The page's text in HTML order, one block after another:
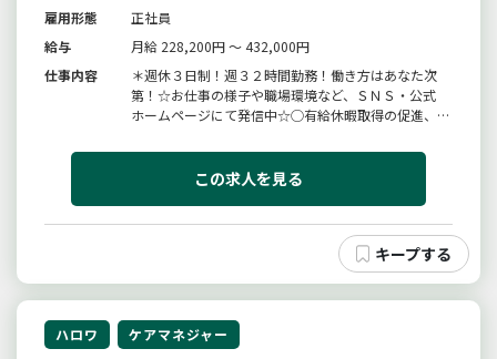
雇用形態
正社員
給与
月給 228,200円 ～ 432,000円
仕事内容
＊週休３日制！週３２時間勤務！働き方はあなた次
第！☆お仕事の様子や職場環境など、ＳＮＳ・公式
ホームページにて発信中☆◯有給休暇取得の促進、残
上に取り組んでいます。◯ご利用者様の計画などを作
成し、支援する仕事。◯リモートワーク可！（規定あ
この求人を見る
ハロワ ケアマネジャー